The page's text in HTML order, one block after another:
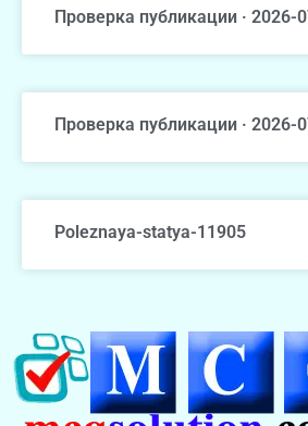
Проверка публикации · 2026-
Проверка публикации · 2026-
Poleznaya-statya-11905